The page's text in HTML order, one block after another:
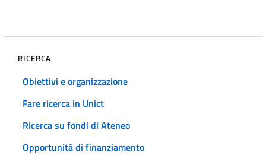
RICERCA
Obiettivi e organizzazione
Fare ricerca in Unict
Ricerca su fondi di Ateneo
Opportunità di finanziamento